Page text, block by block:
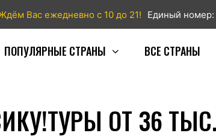
Вас ежедневно с 10 до 21! Единый номер:
ПОПУЛЯРНЫЕ СТРАНЫ ВСЕ СТРАНЫ
ОТ 36